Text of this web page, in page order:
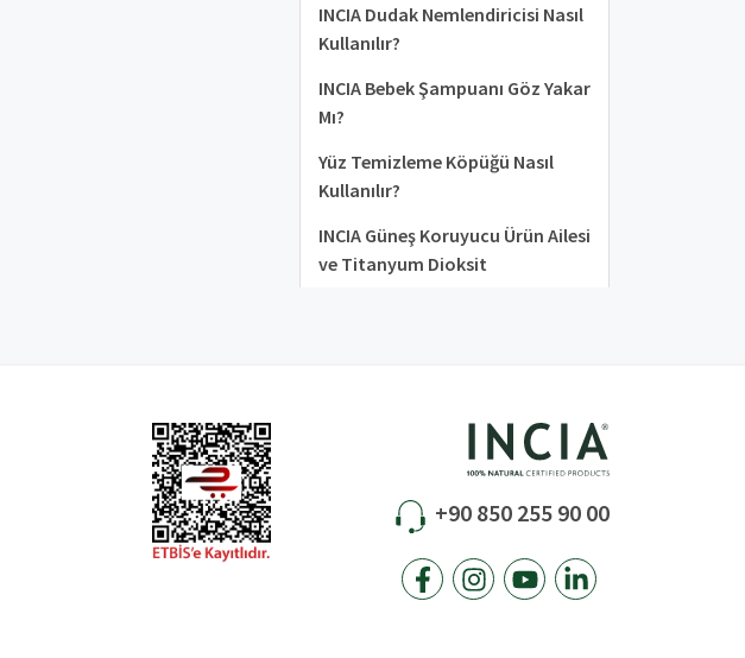
INCIA Dudak Nemlendiricisi Nasıl
Kullanılır?
INCIA Bebek Şampuanı Göz Yakar
Mı?
Yüz Temizleme Köpüğü Nasıl
Kullanılır?
INCIA Güneş Koruyucu Ürün Ailesi
ve Titanyum Dioksit
+90 850 255 90 00